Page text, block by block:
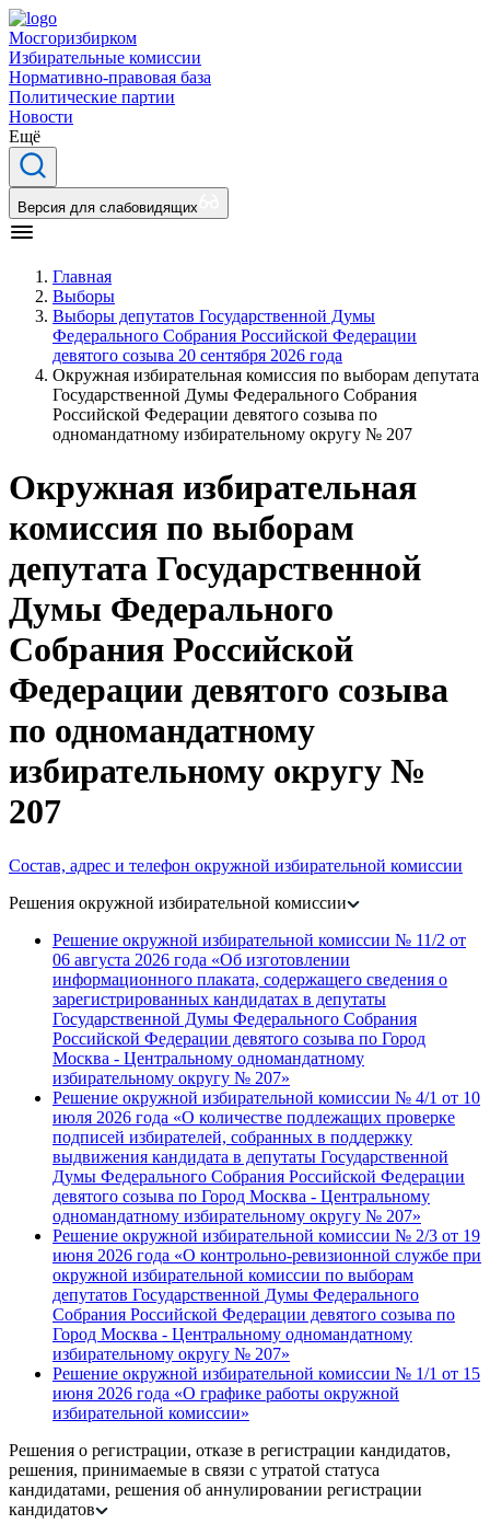
Мосгоризбирком
Избирательные комиссии
Нормативно-правовая база
Политические партии
Новости
Ещё
Версия для слабовидящих
Главная
Выборы
Выборы депутатов Государственной Думы
Федерального Собрания Российской Федерации
девятого созыва 20 сентября 2026 года
Окружная избирательная комиссия по выборам депутата
Государственной Думы Федерального Собрания
Российской Федерации девятого созыва по
одномандатному избирательному округу № 207
Окружная избирательная
комиссия по выборам
депутата Государственной
Думы Федерального
Собрания Российской
Федерации девятого созыва
по одномандатному
избирательному округу №
207
Состав, адрес и телефон окружной избирательной комиссии
Решения окружной избирательной комиссии
Решение окружной избирательной комиссии № 11/2 от
06 августа 2026 года «Об изготовлении
информационного плаката, содержащего сведения о
зарегистрированных кандидатах в депутаты
Государственной Думы Федерального Собрания
Российской Федерации девятого созыва по Город
Москва - Центральному одномандатному
избирательному округу № 207»
Решение окружной избирательной комиссии № 4/1 от 10
июля 2026 года «О количестве подлежащих проверке
подписей избирателей, собранных в поддержку
выдвижения кандидата в депутаты Государственной
Думы Федерального Собрания Российской Федерации
девятого созыва по Город Москва - Центральному
одномандатному избирательному округу № 207»
Решение окружной избирательной комиссии № 2/3 от 19
июня 2026 года «О контрольно-ревизионной службе при
окружной избирательной комиссии по выборам
депутатов Государственной Думы Федерального
Собрания Российской Федерации девятого созыва по
Город Москва - Центральному одномандатному
избирательному округу № 207»
Решение окружной избирательной комиссии № 1/1 от 15
июня 2026 года «О графике работы окружной
избирательной комиссии»
Решения о регистрации, отказе в регистрации кандидатов,
решения, принимаемые в связи с утратой статуса
кандидатами, решения об аннулировании регистрации
кандидатов